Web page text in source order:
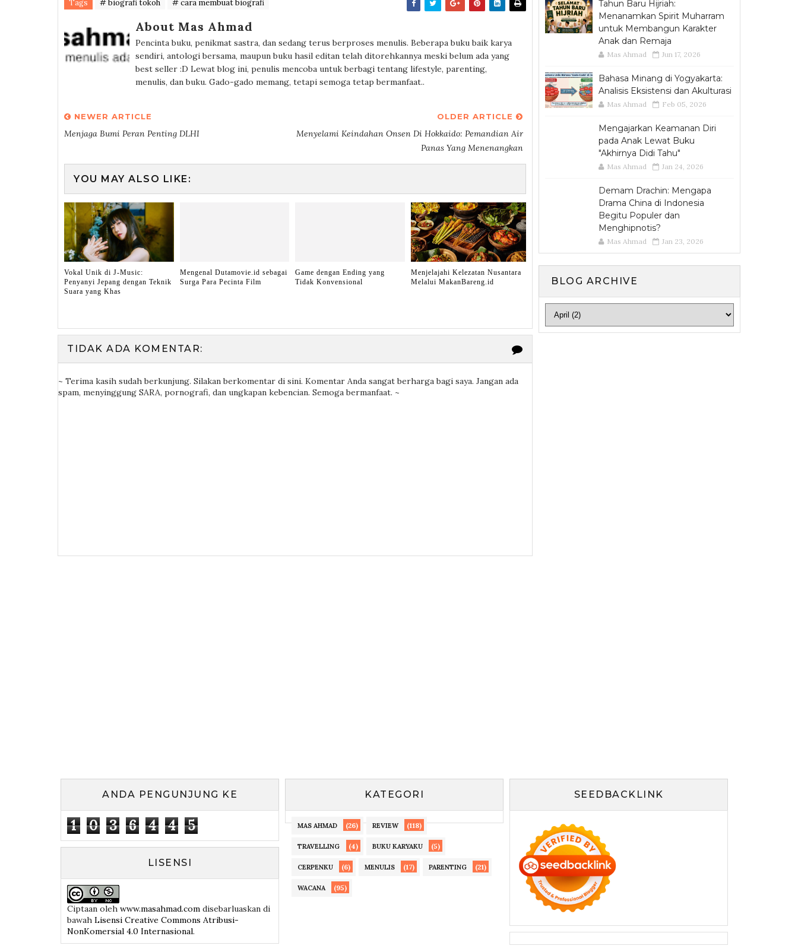
Tags # biografi tokoh # cara membuat biografi
About Mas Ahmad
Pencinta buku, penikmat sastra, dan sedang terus berproses menulis. Beberapa buku baik karya
sendiri, antologi bersama, maupun buku hasil editan telah ditorehkannya meski belum ada yang
best seller :D Lewat blog ini, penulis mencoba untuk berbagi tentang lifestyle, parenting,
menulis, dan buku. Gado-gado memang, tetapi semoga tetap bermanfaat..
NEWER ARTICLE
Menjaga Bumi Peran Penting DLHI
OLDER ARTICLE
Menyelami Keindahan Onsen Di Hokkaido: Pemandian Air
Panas Yang Menenangkan
YOU MAY ALSO LIKE:
Vokal Unik di J-Music:
Penyanyi Jepang dengan Teknik
Suara yang Khas
Mengenal Dutamovie.id sebagai
Surga Para Pecinta Film
Game dengan Ending yang
Tidak Konvensional
Menjelajahi Kelezatan Nusantara
Melalui MakanBareng.id
TIDAK ADA KOMENTAR:
~ Terima kasih sudah berkunjung. Silakan berkomentar di sini. Komentar Anda sangat berharga bagi saya. Jangan ada
spam, menyinggung SARA, pornografi, dan ungkapan kebencian. Semoga bermanfaat. ~
Tahun Baru Hijriah:
Menanamkan Spirit Muharram
untuk Membangun Karakter
Anak dan Remaja
Mas Ahmad Jun 17, 2026
Bahasa Minang di Yogyakarta:
Analisis Eksistensi dan Akulturasi
Mas Ahmad Feb 05, 2026
Mengajarkan Keamanan Diri
pada Anak Lewat Buku
"Akhirnya Didi Tahu"
Mas Ahmad Jan 24, 2026
Demam Drachin: Mengapa
Drama China di Indonesia
Begitu Populer dan
Menghipnotis?
Mas Ahmad Jan 23, 2026
BLOG ARCHIVE
ANDA PENGUNJUNG KE
1 0 3 6 4 4 5
LISENSI
Ciptaan oleh www.masahmad.com disebarluaskan di
bawah Lisensi Creative Commons Atribusi-
NonKomersial 4.0 Internasional.
KATEGORI
MAS AHMAD (26) REVIEW (118)
TRAVELLING (4) BUKU KARYAKU (5)
CERPENKU (6) MENULIS (17) PARENTING (21)
WACANA (95)
SEEDBACKLINK